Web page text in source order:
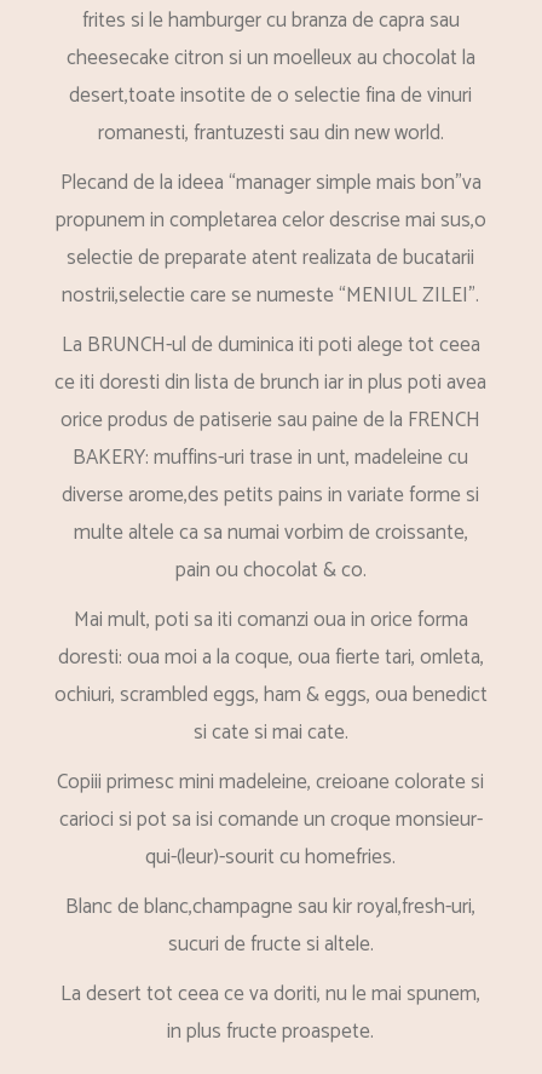
frites si le hamburger cu branza de capra sau
cheesecake citron si un moelleux au chocolat la
desert,toate insotite de o selectie fina de vinuri
romanesti, frantuzesti sau din new world.
Plecand de la ideea “manager simple mais bon”va
propunem in completarea celor descrise mai sus,o
selectie de preparate atent realizata de bucatarii
nostrii,selectie care se numeste “MENIUL ZILEI”.
La BRUNCH-ul de duminica iti poti alege tot ceea
ce iti doresti din lista de brunch iar in plus poti avea
orice produs de patiserie sau paine de la FRENCH
BAKERY: muffins-uri trase in unt, madeleine cu
diverse arome,des petits pains in variate forme si
multe altele ca sa numai vorbim de croissante,
pain ou chocolat & co.
Mai mult, poti sa iti comanzi oua in orice forma
doresti: oua moi a la coque, oua fierte tari, omleta,
ochiuri, scrambled eggs, ham & eggs, oua benedict
si cate si mai cate.
Copiii primesc mini madeleine, creioane colorate si
carioci si pot sa isi comande un croque monsieur-
qui-(leur)-sourit cu homefries.
Blanc de blanc,champagne sau kir royal,fresh-uri,
sucuri de fructe si altele.
La desert tot ceea ce va doriti, nu le mai spunem,
in plus fructe proaspete.